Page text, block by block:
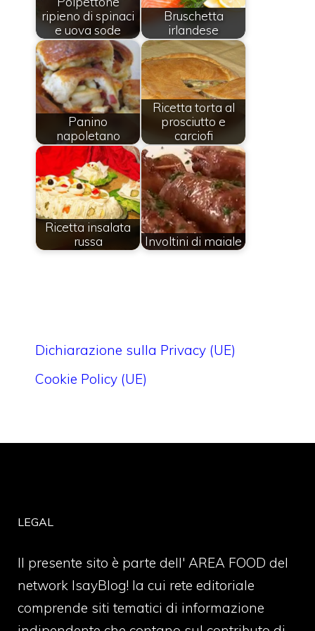
ripieno di spinaci
e uova sode
Bruschetta
irlandese
Panino
napoletano
Ricetta torta al
prosciutto e
carciofi
Ricetta insalata
russa
Involtini di maiale
Dichiarazione sulla Privacy (UE)
Cookie Policy (UE)
LEGAL
Il presente sito è parte dell' AREA FOOD del
network IsayBlog! la cui rete editoriale
comprende siti tematici di informazione